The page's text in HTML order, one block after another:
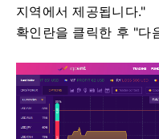
지역에서 제공됩니다."
확인란을 클릭한 후 "다